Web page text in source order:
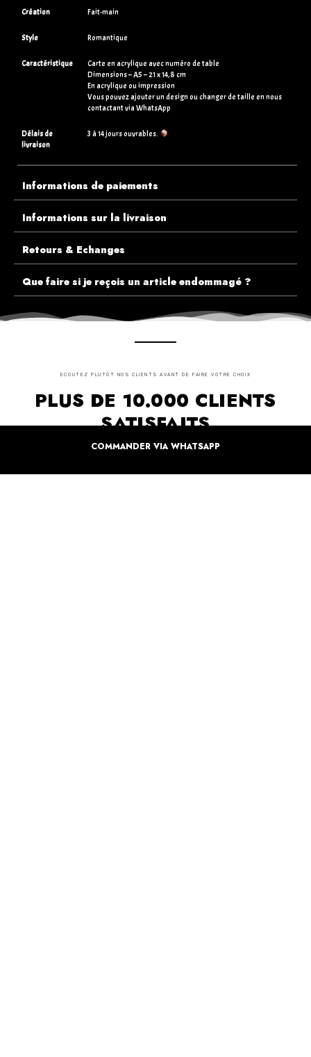
Création Fait-main
Style Romantique
Caractéristique
Carte en acrylique avec numéro de table
Dimensions – A5 – 21 x 14,8 cm
En acrylique ou impression
Vous pouvez ajouter un design ou changer de taille en nous
contactant via WhatsApp
Délais de
livraison
3 à 14 jours ouvrables.
Informations de paiements
Informations sur la livraison
Retours & Echanges
Que faire si je reçois un article endommagé ?
ECOUTEZ PLUTÔT NOS CLIENTS AVANT DE FAIRE VOTRE CHOIX
PLUS DE 10.000 CLIENTS
SATISFAITS
COMMANDER VIA WHATSAPP